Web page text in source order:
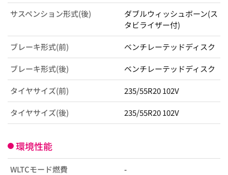
サスペンション形式(後)
ダブルウィッシュボーン(ス
タビライザー付)
ブレーキ形式(前) ベンチレーテッドディスク
ブレーキ形式(後) ベンチレーテッドディスク
タイヤサイズ(前) 235/55R20 102V
タイヤサイズ(後) 235/55R20 102V
環境性能
WLTCモード燃費 -